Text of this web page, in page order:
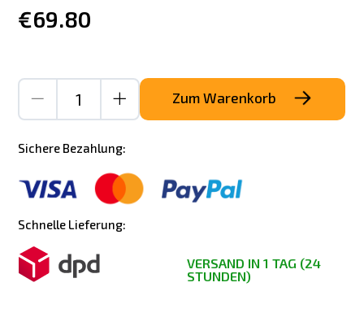
€69.80
Zum Warenkorb
Sichere Bezahlung:
Schnelle Lieferung:
VERSAND IN 1 TAG (24
STUNDEN)